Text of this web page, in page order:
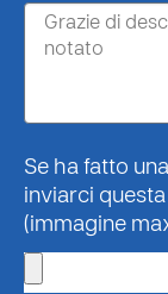
Se ha fatto
inviarci
(immagine